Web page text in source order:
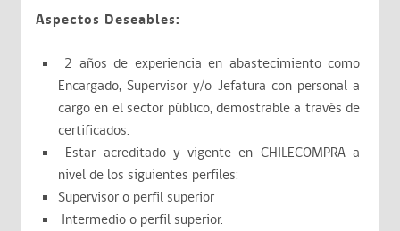
Aspectos Deseables:
2 años de experiencia en abastecimiento como
Encargado, Supervisor y/o Jefatura con personal a
cargo en el sector público, demostrable a través de
certificados.
Estar acreditado y vigente en CHILECOMPRA a
nivel de los siguientes perfiles:
Supervisor o perfil superior
Intermedio o perfil superior.